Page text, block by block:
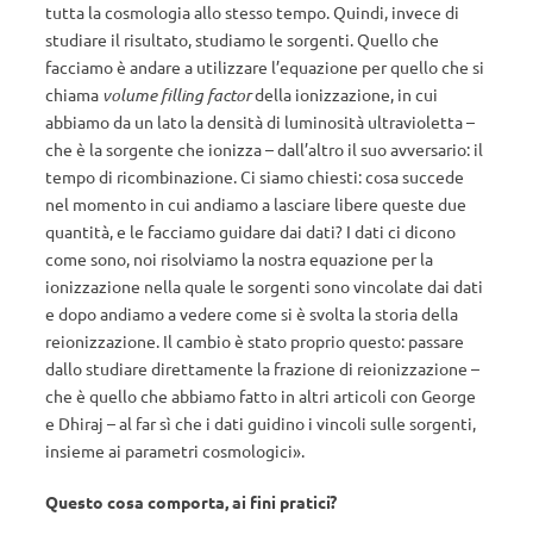
tutta la cosmologia allo stesso tempo. Quindi, invece di
studiare il risultato, studiamo le sorgenti. Quello che
facciamo è andare a utilizzare l’equazione per quello che si
chiama volume filling factordella ionizzazione, in cui
abbiamo da un lato la densità di luminosità ultravioletta –
che è la sorgente che ionizza – dall’altro il suo avversario: il
tempo di ricombinazione. Ci siamo chiesti: cosa succede
nel momento in cui andiamo a lasciare libere queste due
quantità, e le facciamo guidare dai dati? I dati ci dicono
come sono, noi risolviamo la nostra equazione per la
ionizzazione nella quale le sorgenti sono vincolate dai dati
e dopo andiamo a vedere come si è svolta la storia della
reionizzazione. Il cambio è stato proprio questo: passare
dallo studiare direttamente la frazione di reionizzazione –
che è quello che abbiamo fatto in altri articoli con George
e Dhiraj – al far sì che i dati guidino i vincoli sulle sorgenti,
insieme ai parametri cosmologici».
Questo cosa comporta, ai fini pratici?